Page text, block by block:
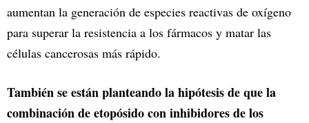
aumentan la generación de especies reactivas de oxígeno
para superar la resistencia a los fármacos y matar las
células cancerosas más rápido.
También se están planteando la hipótesis de que la
combinación de etopósido con inhibidores de los